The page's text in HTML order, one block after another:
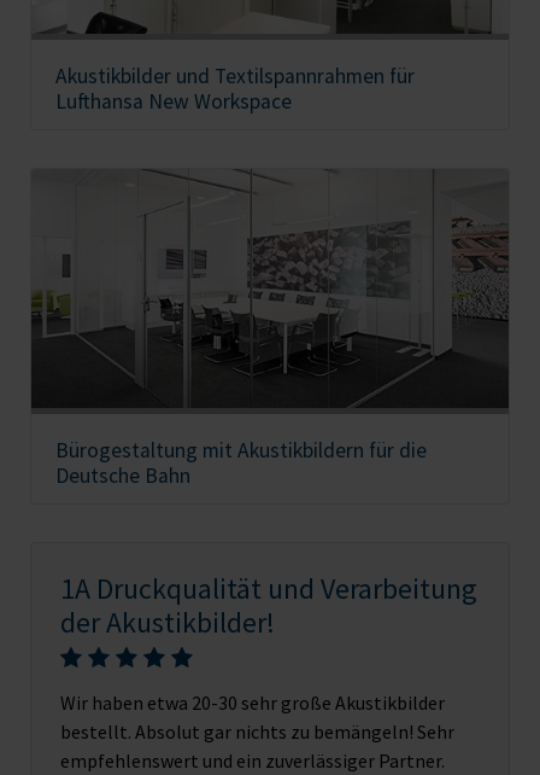
Akustikbilder und Textilspannrahmen für
Lufthansa New Workspace
Bürogestaltung mit Akustikbildern für die
Deutsche Bahn
1A Druckqualität und Verarbeitung
der Akustikbilder!
Wir haben etwa 20-30 sehr große Akustikbilder
bestellt. Absolut gar nichts zu bemängeln! Sehr
empfehlenswert und ein zuverlässiger Partner.